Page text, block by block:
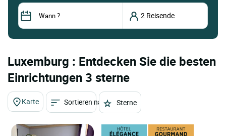
Luxemburg : Entdecken Sie die besten
Einrichtungen 3 sterne
Karte Sortieren nach Sterne